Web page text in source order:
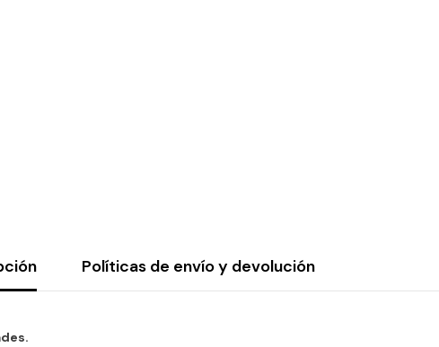
Políticas de envío y devolución